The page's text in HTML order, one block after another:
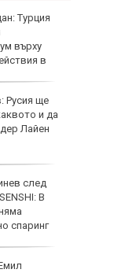
Турция
върху
в
Русия ще
и да
Лайен
след
В
спаринг